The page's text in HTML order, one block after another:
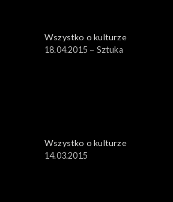
Wszystko o kulturze
18.04.2015 – Sztuka
Wszystko o kulturze
14.03.2015